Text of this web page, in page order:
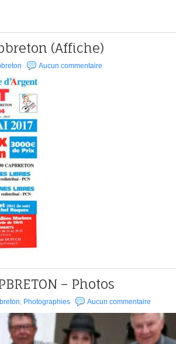
(Affiche)
Aucun commentaire
– Photos
Photographies Aucun commentaire